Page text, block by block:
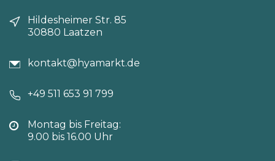
Hildesheimer Str. 85
30880 Laatzen
kontakt@hyamarkt.de
+49 511 653 91 799
Montag bis Freitag:
9.00 bis 16.00 Uhr